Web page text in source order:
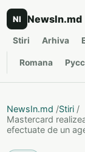
NI NewsIn.md
Stiri Arhiva
Romana
NewsIn.md /Stiri /
Mastercard
efectuate de un